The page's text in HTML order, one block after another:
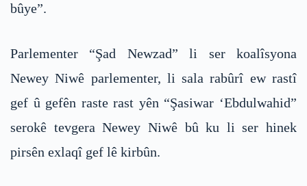
bûye”.
Parlementer “Şad Newzad” li ser koalîsyona
Newey Niwê parlementer, li sala rabûrî ew rastî
gef û gefên raste rast yên “Şasiwar ‘Ebdulwahid”
serokê tevgera Newey Niwê bû ku li ser hinek
pirsên exlaqî gef lê kirbûn.